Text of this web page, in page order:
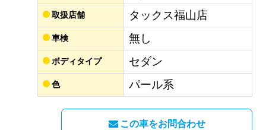
取扱店舗 タックス福山店
車検 無し
ボディタイプ セダン
色 パール系
この車をお問合わせ